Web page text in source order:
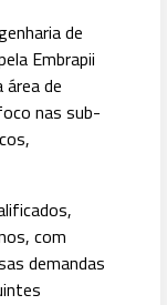
de
Embrapii
de
nas sub-
com
demandas